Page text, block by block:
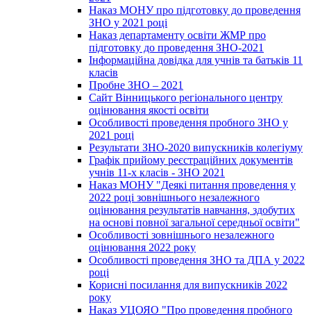
Наказ МОНУ про підготовку до проведення
ЗНО у 2021 році
Наказ департаменту освіти ЖМР про
підготовку до проведення ЗНО-2021
Інформаційна довідка для учнів та батьків 11
класів
Пробне ЗНО – 2021
Сайт Вінницького регіонального центру
оцінювання якості освіти
Особливості проведення пробного ЗНО у
2021 році
Результати ЗНО-2020 випускників колегіуму
Графік прийому реєстраційних документів
учнів 11-х класів - ЗНО 2021
Наказ МОНУ "Деякі питання проведення у
2022 році зовнішнього незалежного
оцінювання результатів навчання, здобутих
на основі повної загальної середньої освіти"
Особливості зовнішнього незалежного
оцінювання 2022 року
Особливості проведення ЗНО та ДПА у 2022
році
Корисні посилання для випускників 2022
року
Наказ УЦОЯО "Про проведення пробного